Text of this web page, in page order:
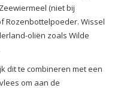
(niet bij
Rozenbottelpoeder. Wissel
oliën zoals Wilde
dit te combineren met een
om aan de